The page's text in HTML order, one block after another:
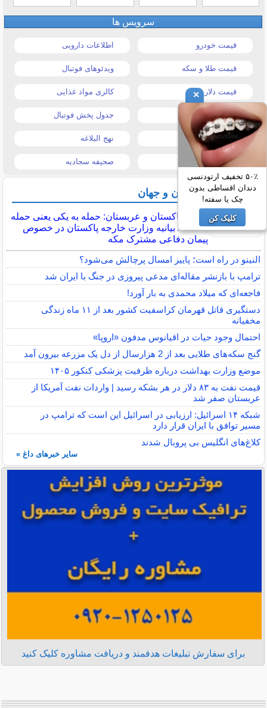
سرویس ها
قیمت خودرو اطلاعات دارویی
قیمت طلا و سکه ویدئوهای فوتبال
قیمت دلار کالری مواد غذایی
قیمت موبایل جدول پخش فوتبال
قیمت تبلت نهج البلاغه
تیتر روزنامه ها صحیفه سجادیه
آخرین اخبار ایران و جهان
ترکیه، پاکستان و عربستان: حمله به یکی یعنی حمله
به همه / بیانیه وزارت خارجه پاکستان در خصوص
پیمان دفاعی مشترک مکه
النینو در راه است؛ پاییز امسال پرچالش می‌شود؟
ترامپ با بازنشر مقاله‌ای مدعی پیروزی در جنگ با ایران شد
فاجعه‌ای که میلاد محمدی به بار آورد!
دستگیری قاتل قهرمان کراسفیت کشور بعد از ۱۱ ماه زندگی
مخفیانه
احتمال وجود حیات در اقیانوس مدفون «اروپا»
گنج سکه‌های طلایی بعد از 2 هزارسال از دل یک مزرعه بیرون آمد
موضع وزارت بهداشت درباره ظرفیت پزشکی کنکور ۱۴۰۵
قیمت نفت به ۸۳ دلار در هر بشکه رسید | واردات نفت آمریکا از
عربستان صفر شد
شبکه ۱۴ اسرائیل: ارزیابی در اسرائیل این است که ترامپ در
مسیر توافق با ایران قرار دارد
کلاغ‌های انگلیس بی پروبال شدند
سایر خبرهای داغ »
برای سفارش تبلیغات هدفمند و دریافت مشاوره کلیک کنید
×
۵۰٪ تخفیف ارتودنسی
دندان اقساطی بدون
چک یا سفته!
کلیک کن